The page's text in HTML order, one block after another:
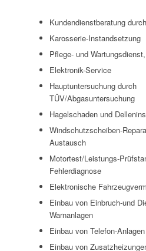
Kundendienstberatung
Karosserie-Instandsetzung
Pflege- und
Elektronik-Service
Hauptuntersuchung durch
TÜV/Abgasuntersuchung
Hagelschaden und
Windschutzscheiben-
Austausch
Motortest/Leistungs-
Fehlerdiagnose
Elektronische
Einbau von Einbruch-und
Warnanlagen
Einbau von Telefon-Anlagen
Einbau von